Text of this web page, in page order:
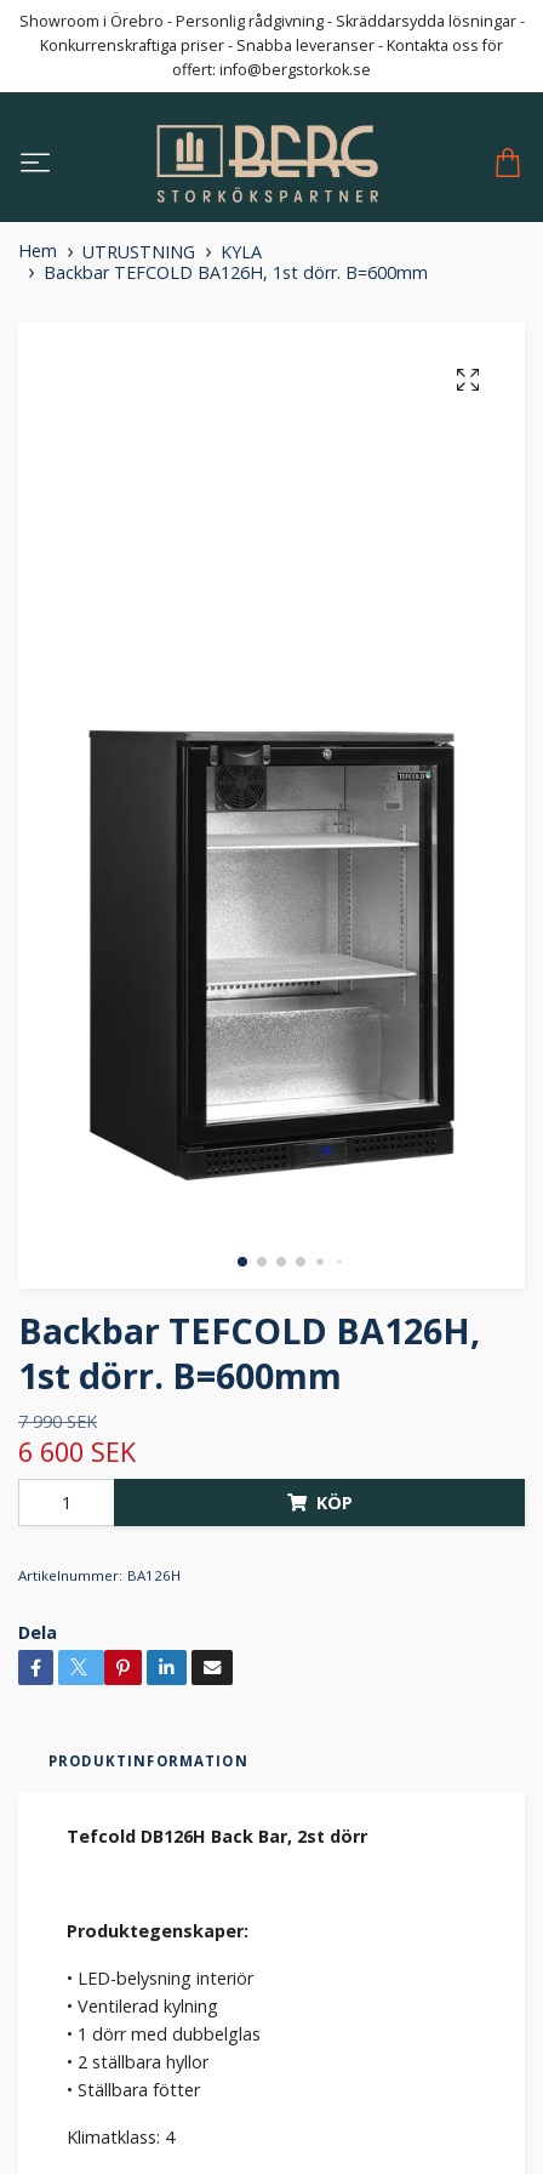
Showroom i Örebro - Personlig rådgivning - Skräddarsydda lösningar -
Konkurrenskraftiga priser - Snabba leveranser - Kontakta oss för
offert: info@bergstorkok.se
Hem UTRUSTNING
KYLA
Backbar TEFCOLD BA126H, 1st dörr. B=600mm
Backbar TEFCOLD BA126H,
1st dörr. B=600mm
7 990 SEK
6 600 SEK
KÖP
Artikelnummer: BA126H
Dela
PRODUKTINFORMATION
Tefcold DB126H Back Bar, 2st dörr
Produktegenskaper:
• LED-belysning interiör
• Ventilerad kylning
• 1 dörr med dubbelglas
• 2 ställbara hyllor
• Ställbara fötter
Klimatklass: 4